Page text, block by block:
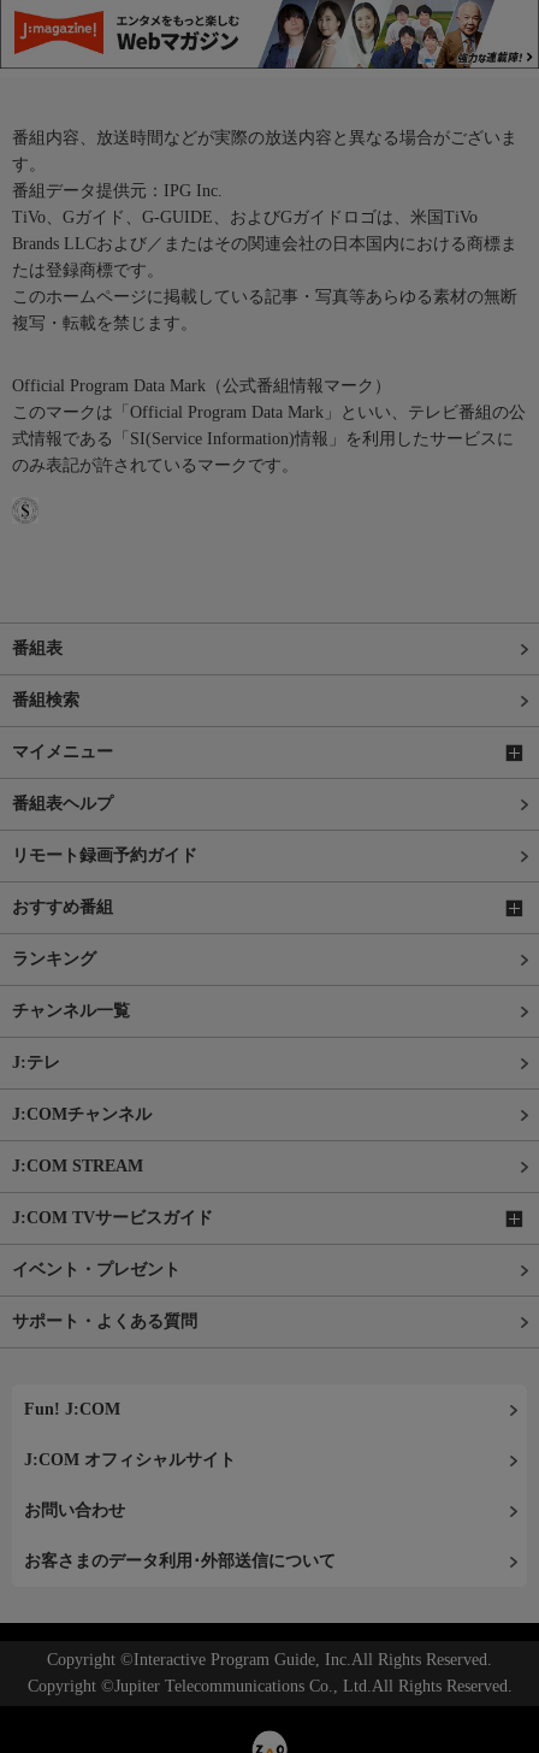
番組内容、放送時間などが実際の放送内容と異なる場合がございま
す。
番組データ提供元：IPG Inc.
TiVo、Gガイド、G-GUIDE、およびGガイドロゴは、米国TiVo
Brands LLCおよび／またはその関連会社の日本国内における商標ま
たは登録商標です。
このホームページに掲載している記事・写真等あらゆる素材の無断
複写・転載を禁じます。
Official Program Data Mark（公式番組情報マーク）
このマークは「Official Program Data Mark」といい、テレビ番組の公
式情報である「SI(Service Information)情報」を利用したサービスに
のみ表記が許されているマークです。
番組表
番組検索
マイメニュー
番組表ヘルプ
リモート録画予約ガイド
おすすめ番組
ランキング
チャンネル一覧
J:テレ
J:COMチャンネル
J:COM STREAM
J:COM TVサービスガイド
イベント・プレゼント
サポート・よくある質問
Fun! J:COM
J:COM オフィシャルサイト
お問い合わせ
お客さまのデータ利用･外部送信について
Copyright ©Interactive Program Guide, Inc.All Rights Reserved.
Copyright ©Jupiter Telecommunications Co., Ltd.All Rights Reserved.